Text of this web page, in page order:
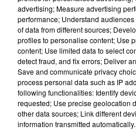
pouvoir construire son destin,
l’amnésie et le ressentiment.
la jeunesse française et
sur la voie de la vérité, la
réconciliation des mémoires",
Le mois dernier, la nièce d'Ali
Boumendjel-Chitour, avait
(français) qui fut dévastateur".
advertising; Measure advertising
performance; Understand
of data from different sources;
profiles to personalise content; Use
content; Use limited data to select
detect fraud, and fix errors; Deliver
Save and communicate privacy
process personal data such as IP
following functionalities: Identify
requested; Use precise geolocation
other data sources; Link different
information transmitted automatically.